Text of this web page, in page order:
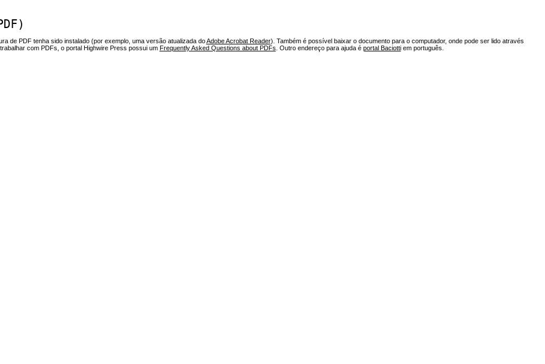
de PDF tenha sido instalado (por exemplo, uma versão atualizada doAdobe Acrobat Reader). Também é possível baixar o documento para o computador, onde pode ser lido através
com PDFs, o portal Highwire Press possui um Frequently Asked Questions about PDFs . Outro endereço para ajuda é portal Baciottiem português.